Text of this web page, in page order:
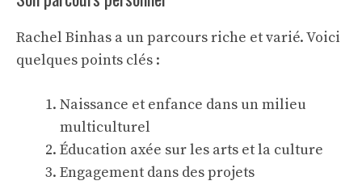
Rachel Binhas a un parcours riche et varié. Voici
quelques points clés :
Naissance et enfance dans un milieu
multiculturel
Éducation axée sur les arts et la culture
Engagement dans des projets